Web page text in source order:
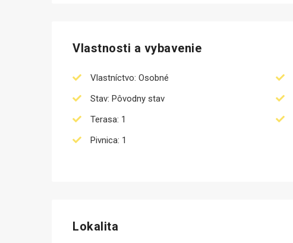
Vlastnosti a vybavenie
Vlastníctvo: Osobné
Stav: Pôvodny stav
Terasa: 1
Pivnica: 1
Lokalita